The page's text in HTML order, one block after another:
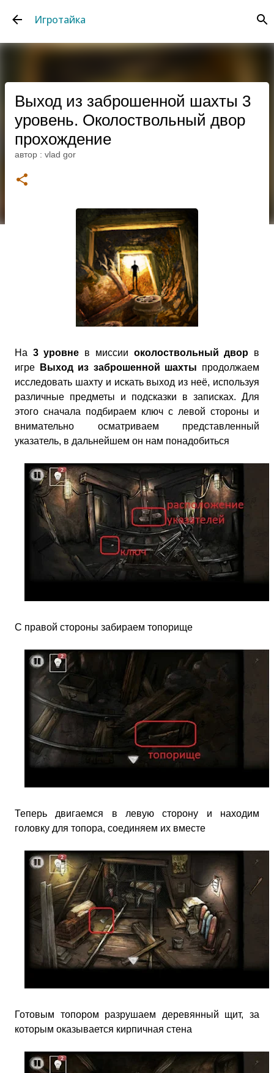
Игротайка
Выход из заброшенной шахты 3
уровень. Околоствольный двор
прохождение
автор : vlad gor
На 3 уровне в миссии околоствольный двор в
игре
Выход из заброшенной шахты продолжаем
исследовать шахту и искать выход из неё, используя
различные предметы и подсказки в записках. Для
этого сначала подбираем ключ с левой стороны и
внимательно осматриваем представленный
указатель, в дальнейшем он нам понадобиться
С правой стороны забираем топорище
Теперь двигаемся в левую сторону и находим
головку для топора, соединяем их вместе
Готовым топором разрушаем деревянный щит, за
которым оказывается кирпичная стена